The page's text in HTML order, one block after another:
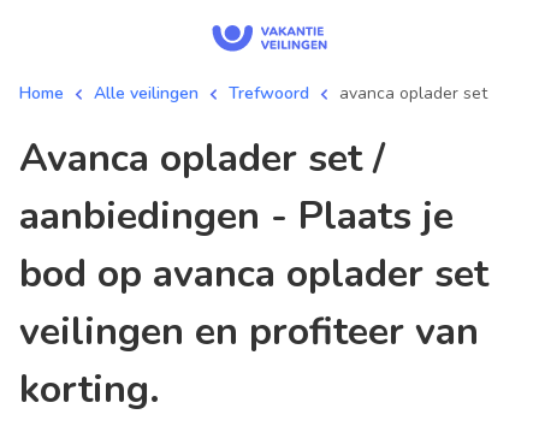
Home Alle veilingen Trefwoord avanca oplader set
avanca oplader set /
aanbiedingen - Plaats je
bod op avanca oplader set
veilingen en profiteer van
korting.